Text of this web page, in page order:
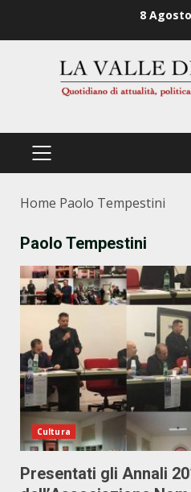
8
PRIMÄRES
Home Paolo Tempestini
Paolo Tempestini
Cultura
Presentati gli Annali